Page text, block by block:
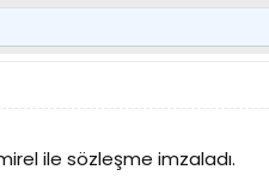
ile sözleşme imzaladı.